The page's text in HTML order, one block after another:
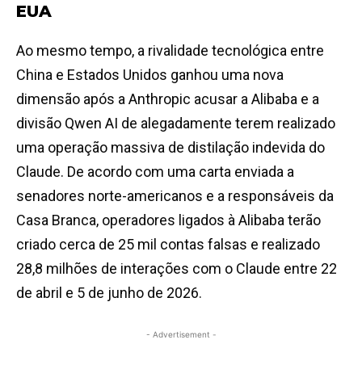
EUA
Ao mesmo tempo, a rivalidade tecnológica entre
China e Estados Unidos ganhou uma nova
dimensão após a Anthropic acusar a Alibaba e a
divisão Qwen AI de alegadamente terem realizado
uma operação massiva de distilação indevida do
Claude. De acordo com uma carta enviada a
senadores norte-americanos e a responsáveis da
Casa Branca, operadores ligados à Alibaba terão
criado cerca de 25 mil contas falsas e realizado
28,8 milhões de interações com o Claude entre 22
de abril e 5 de junho de 2026.
- Advertisement -